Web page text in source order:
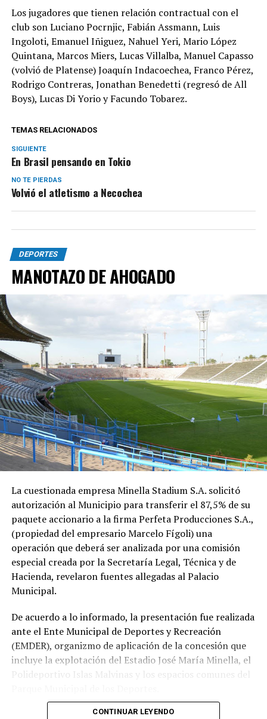
Los jugadores que tienen relación contractual con el
club son Luciano Pocrnjic, Fabián Assmann, Luis
Ingoloti, Emanuel Iñiguez, Nahuel Yeri, Mario López
Quintana, Marcos Miers, Lucas Villalba, Manuel Capasso
(volvió de Platense) Joaquín Indacoechea, Franco Pérez,
Rodrigo Contreras, Jonathan Benedetti (regresó de All
Boys), Lucas Di Yorio y Facundo Tobarez.
TEMAS RELACIONADOS
SIGUIENTE
En Brasil pensando en Tokio
NO TE PIERDAS
Volvió el atletismo a Necochea
DEPORTES
MANOTAZO DE AHOGADO
La cuestionada empresa Minella Stadium S.A. solicitó
autorización al Municipio para transferir el 87,5% de su
paquete accionario a la firma Perfeta Producciones S.A.,
(propiedad del empresario Marcelo Fígoli) una
operación que deberá ser analizada por una comisión
especial creada por la Secretaría Legal, Técnica y de
Hacienda, revelaron fuentes allegadas al Palacio
Municipal.
De acuerdo a lo informado, la presentación fue realizada
ante el Ente Municipal de Deportes y Recreación
(EMDER), organizmo de aplicación de la concesión que
incluye la explotación del Estadio José María Minella, el
Polideportivo Islas Malvinas y los espacios comunes del
A tal efecto, el secretario Legal, Técnico y de
CONTINUAR LEYENDO